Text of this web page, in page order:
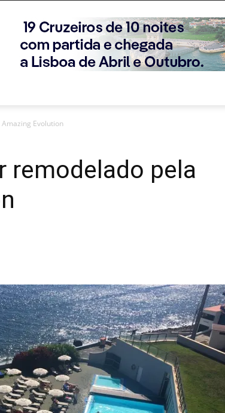
Evolution
remodelado pela